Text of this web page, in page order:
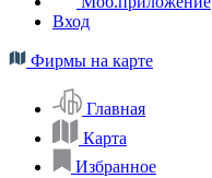
Вход
Фирмы на карте
Главная
Карта
Избранное